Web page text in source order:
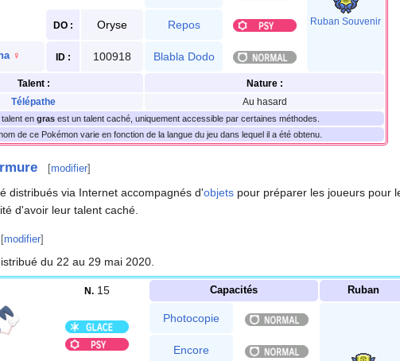
Ruban Souvenir
DO : Oryse Repos
♀ ID : 100918 Blabla Dodo
Talent : Nature :
Télépathe Au hasard
en gras est un talent caché, uniquement accessible par certaines méthodes.
de ce Pokémon varie en fonction de la langue du jeu dans lequel il a été obtenu.
[modifier]
distribués via Internet accompagnés d'objets pour préparer les joueurs pour
d'avoir leur talent caché.
[modifier]
du 22 au 29 mai 2020.
N. 15 Capacités Ruban
Photocopie
Encore